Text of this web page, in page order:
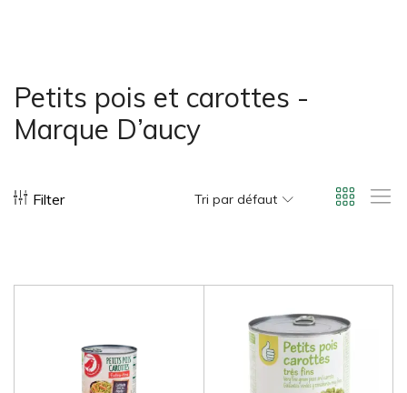
Petits pois et carottes -
Marque D’aucy
Filter Tri par défaut